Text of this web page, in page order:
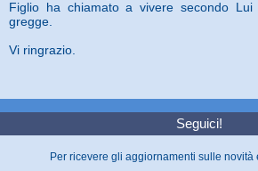
Figlio ha chiamato a vivere secondo
gregge.
Vi ringrazio.
Seguici!
Per ricevere gli aggiornamenti sulle novità